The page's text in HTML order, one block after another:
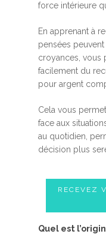
force intérieure
En apprenant à
pensées
croyances, vous
facilement du
pour argent
Cela vous
face aux
au quotidien,
décision plus
RECEVEZ
Quel est